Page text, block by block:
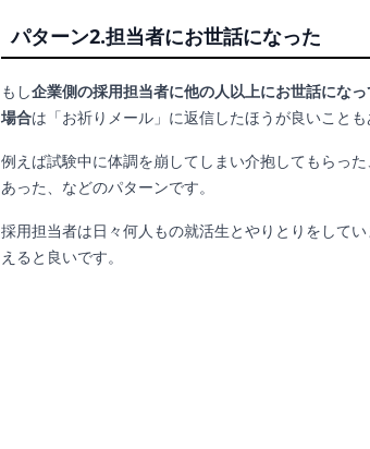
パターン2.担当者にお世話になった
もし企業側の採用担当者に他の人以上にお世話にな
場合は「お祈りメール」に返信したほうが良いことも
例えば試験中に体調を崩してしまい介抱してもらっ
あった、などのパターンです。
採用担当者は日々何人もの就活生とやりとりをして
えると良いです。